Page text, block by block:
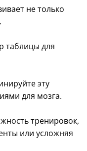
не только
таблицы для
эту
для мозга.
тренировок,
или усложняя